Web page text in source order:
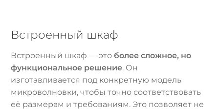
Встроенный шкаф
Встроенный шкаф — это более сложное, но
функциональное решение. Он
изготавливается под конкретную модель
микроволновки, чтобы точно соответствовать
её размерам и требованиям. Это позволяет не